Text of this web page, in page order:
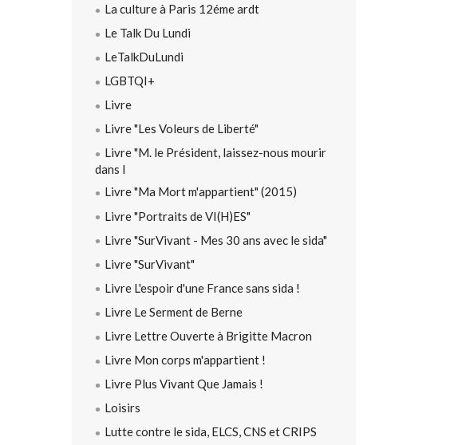
La culture à Paris 12éme ardt
Le Talk Du Lundi
LeTalkDuLundi
LGBTQI+
Livre
Livre "Les Voleurs de Liberté"
Livre "M. le Président, laissez-nous mourir
dans l
Livre "Ma Mort m'appartient" (2015)
Livre "Portraits de VI(H)ES"
Livre "SurVivant - Mes 30 ans avec le sida"
Livre "SurVivant"
Livre L'espoir d'une France sans sida !
Livre Le Serment de Berne
Livre Lettre Ouverte à Brigitte Macron
Livre Mon corps m'appartient !
Livre Plus Vivant Que Jamais !
Loisirs
Lutte contre le sida, ELCS, CNS et CRIPS